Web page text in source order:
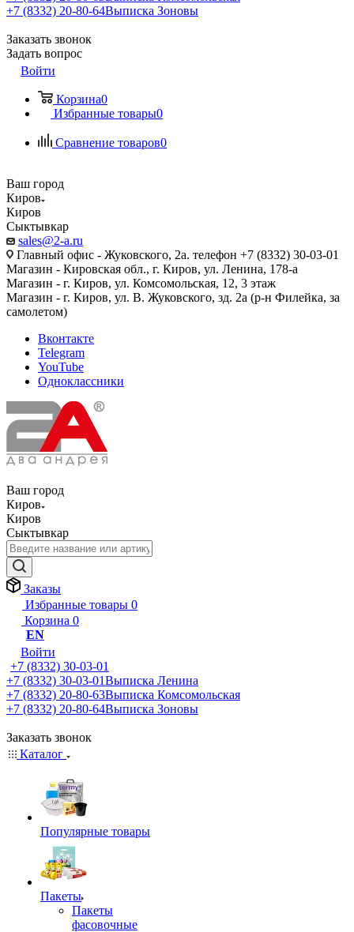
+7 (8332) 20-80-64Выписка Зоновы
Заказать звонок
Задать вопрос
Войти
Корзина0
Избранные товары0
Сравнение товаров0
Ваш город
Киров
Киров
Сыктывкар
sales@2-a.ru
Главный офис - Жуковского, 2а. телефон +7 (8332) 30-03-01
Магазин - Кировская обл., г. Киров, ул. Ленина, 178-а
Магазин - г. Киров, ул. Комсомольская, 12, 3 этаж
Магазин - г. Киров, ул. В. Жуковского, зд. 2а (р-н Филейка, за
самолетом)
Вконтакте
Telegram
YouTube
Одноклассники
Ваш город
Киров
Киров
Сыктывкар
Заказы
Избранные товары 0
Корзина 0
EN
Войти
+7 (8332) 30-03-01
+7 (8332) 30-03-01Выписка Ленина
+7 (8332) 20-80-63Выписка Комсомольская
+7 (8332) 20-80-64Выписка Зоновы
Заказать звонок
Каталог
Популярные товары
Пакеты
Пакеты
фасовочные